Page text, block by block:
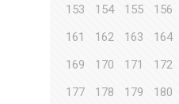
153
154 155 156
161
162 163 164
169
170 171 172
177
178 179 180